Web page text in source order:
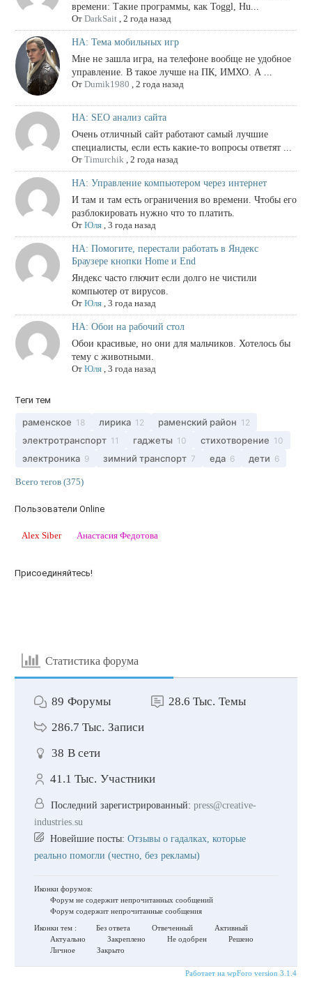
времени: Такие программы, как Toggl, Hu...
От DarkSait, 2 года назад
НА: Тема мобильных игр
Мне не зашла игра, на телефоне вообще не удобное
управление. В такое лучше на ПК, ИМХО. А ...
От Dumik1980 , 2 года назад
НА: SEO анализ сайта
Очень отличный сайт работают самый лучшие
специалисты, если есть какие-то вопросы ответят ...
От Timurchik, 2 года назад
НА: Управление компьютером через интернет
И там и там есть ограничения во времени. Чтобы его
разблокировать нужно что то платить.
От Юля, 3 года назад
НА: Помогите, перестали работать в Яндекс
Браузере кнопки Home и End
Яндекс часто глючит если долго не чистили
компьютер от вирусов.
От Юля, 3 года назад
НА: Обои на рабочий стол
Обои красивые, но они для мальчиков. Хотелось бы
тему с животными.
От Юля, 3 года назад
Теги тем
раменское 18 лирика 12 раменский район 12
электротранспорт 11 гаджеты 10 стихотворение 10
электроника 9 зимний транспорт 7 еда 6 дети 6
Всего тегов (375)
Пользователи Online
Alex Siber Анастасия Федотова
Присоединяйтесь!
Статистика форума
89 Форумы 28.6 Тыс. Темы
286.7 Тыс. Записи
38 В сети
41.1 Тыс. Участники
Последний зарегистрированный: press@creative-
industries.su
Новейшие посты: Отзывы о гадалках, которые
реально помогли (честно, без рекламы)
Иконки форумов:
Форум не содержит непрочитанных сообщений
Форум содержит непрочитанные сообщения
Иконки тем :
Без ответа Отвеченный
Активный
Актуально
Закреплено Не одобрен
Решено
Личное
Закрыто
Работает на wpForo version 3.1.4